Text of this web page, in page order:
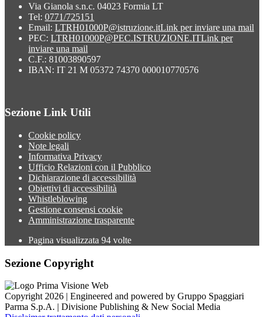
Via Gianola s.n.c. 04023 Formia LT
Tel: 0771/725151
Email: LTRH01000P@istruzione.itLink per inviare una mail
PEC: LTRH01000P@PEC.ISTRUZIONE.ITLink per
inviare una mail
C.F.: 81003890597
IBAN: IT 21 M 05372 74370 000010770576
Sezione Link Utili
Cookie policy
Note legali
Informativa Privacy
Ufficio Relazioni con il Pubblico
Dichiarazione di accessibilità
Obiettivi di accessibilità
Whistleblowing
Gestione consensi cookie
Amministrazione trasparente
Pagina visualizzata 94 volte
Sezione Copyright
Copyright 2026 | Engineered and powered by Gruppo Spaggiari
Parma S.p.A. | Divisione Publishing & New Social Media